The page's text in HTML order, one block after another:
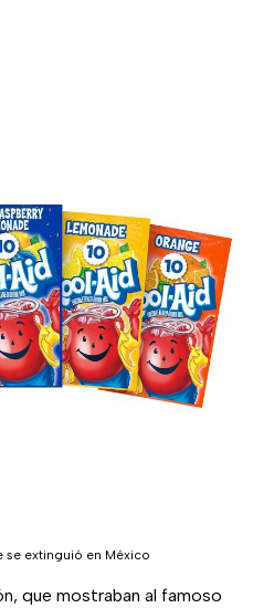
se extinguió en México
que mostraban al famoso